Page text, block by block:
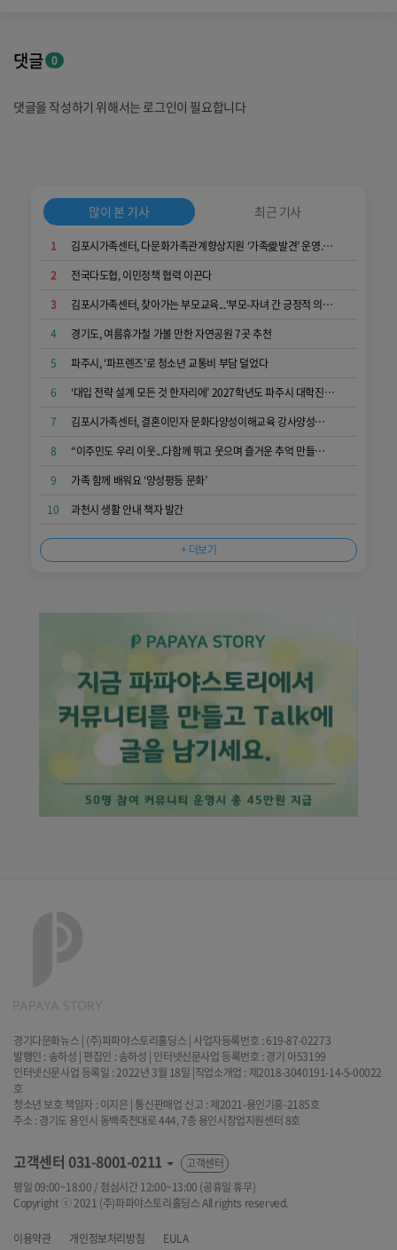
댓글 0
댓글을 작성하기 위해서는 로그인이 필요합니다
많이 본 기사 최근 기사
1
김포시가족센터, 다문화가족관계향상지원 ‘가족愛발견’ 운영...가족 소통과 공감 키워
2
전국다도협, 이민정책 협력 이끈다
3
김포시가족센터, 찾아가는 부모교육...‘부모-자녀 간 긍정적 의사소통 역량 키워요’
4
경기도, 여름휴가철 가볼 만한 자연공원 7곳 추천
5
파주시, ‘파프렌즈’로 청소년 교통비 부담 덜었다
6
‘대입 전략 설계 모든 것 한자리에’ 2027학년도 파주시 대학진학박람회
7
김포시가족센터, 결혼이민자 문화다양성이해교육 강사양성과정...다문화 감수성 향상
8
“이주민도 우리 이웃...다함께 뛰고 웃으며 즐거운 추억 만들어요”
9
가족 함께 배워요 ‘양성평등 문화’
10
과천시 생활 안내 책자 발간
+ 더보기
경기다문화뉴스 | (주)파파야스토리홀딩스 | 사업자등록번호 : 619-87-02273
발행인 : 송하성 | 편집인 : 송하성 | 인터넷신문사업 등록번호 : 경기 아53199
인터넷신문사업 등록일 : 2022년 3월 18일 |직업소개업 : 제2018-3040191-14-5-00022
호
청소년 보호 책임자 : 이지은 | 통신판매업 신고 : 제2021-용인기흥-2185호
주소 : 경기도 용인시 동백죽전대로 444, 7층 용인시창업지원센터 8호
고객센터 031-8001-0211
고객센터
평일 09:00~18:00 / 점심시간 12:00~13:00 (공휴일 휴무)
Copyright ⓒ 2021 (주)파파야스토리홀딩스 All rights reserved.
이용약관 개인정보처리방침 EULA